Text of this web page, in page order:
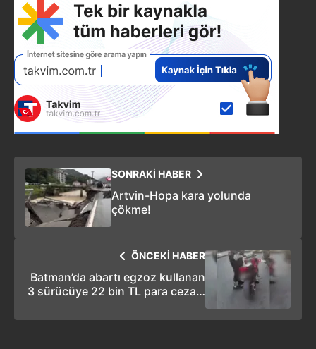
SONRAKİ HABER
Artvin-Hopa kara yolunda
çökme!
ÖNCEKİ HABER
Batman’da abartı egzoz kullanan
3 sürücüye 22 bin TL para cezası